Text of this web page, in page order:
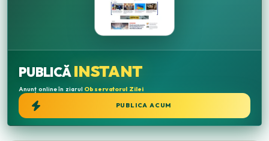
PUBLICĂINSTANT
Anunț online în ziarul Observatorul Zilei
PUBLICA ACUM